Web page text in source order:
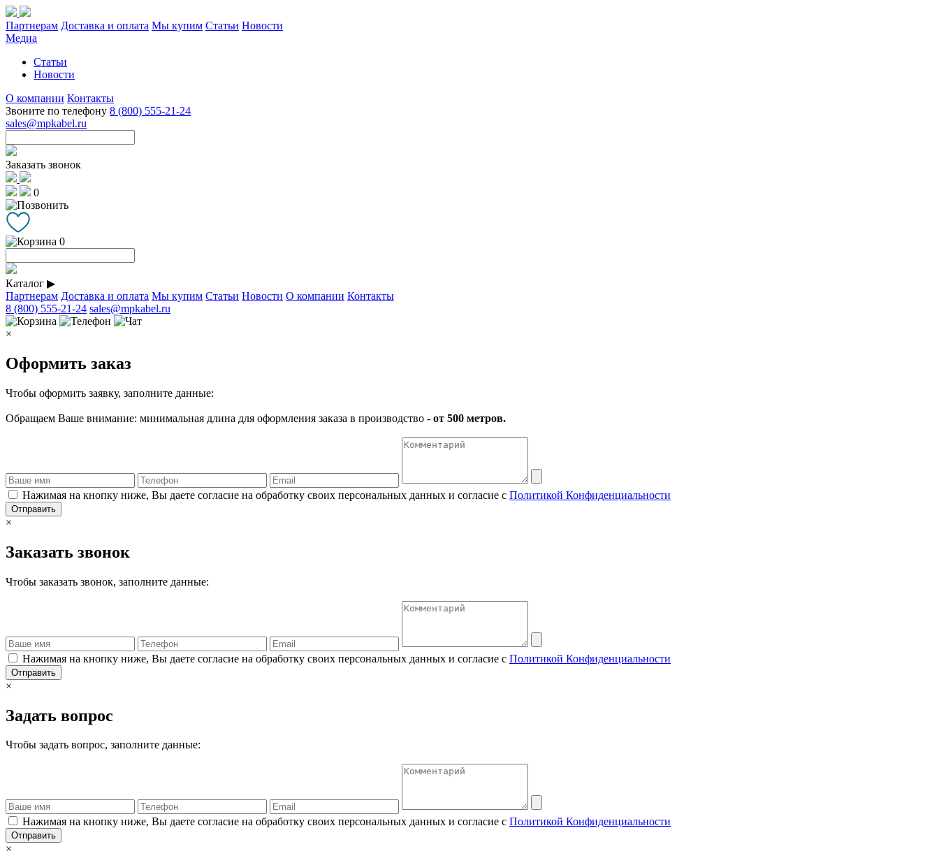
Партнерам Доставка и оплата Мы купим Статьи Новости
Медиа
Статьи
Новости
О компании Контакты
Звоните по телефону 8 (800) 555-21-24
sales@mpkabel.ru
Заказать звонок
0
0
Каталог ▶
Партнерам Доставка и оплата Мы купим Статьи Новости О компании Контакты
8 (800) 555-21-24 sales@mpkabel.ru
×
Оформить заказ
Чтобы оформить заявку, заполните данные:
Обращаем Ваше внимание: минимальная длина для оформления заказа в производство - от 500 метров.
Нажимая на кнопку ниже, Вы даете согласие на обработку своих персональных данных и согласие с Политикой Конфиденциальности
Отправить
×
Заказать звонок
Чтобы заказать звонок, заполните данные:
Нажимая на кнопку ниже, Вы даете согласие на обработку своих персональных данных и согласие с Политикой Конфиденциальности
Отправить
×
Задать вопрос
Чтобы задать вопрос, заполните данные:
Нажимая на кнопку ниже, Вы даете согласие на обработку своих персональных данных и согласие с Политикой Конфиденциальности
Отправить
×